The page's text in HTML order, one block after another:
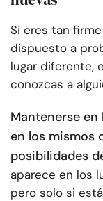
Si eres tan
dispuesto a
lugar diferente,
conozcas a
Mantenerse
en los mismos
posibilidades
aparece en los
pero solo si